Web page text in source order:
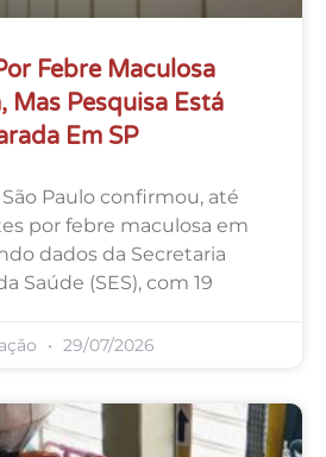
Febre Maculosa
Mas Pesquisa Está
Em SP
Paulo confirmou, até
por febre maculosa em
dados da Secretaria
Saúde (SES), com 19
29/07/2026